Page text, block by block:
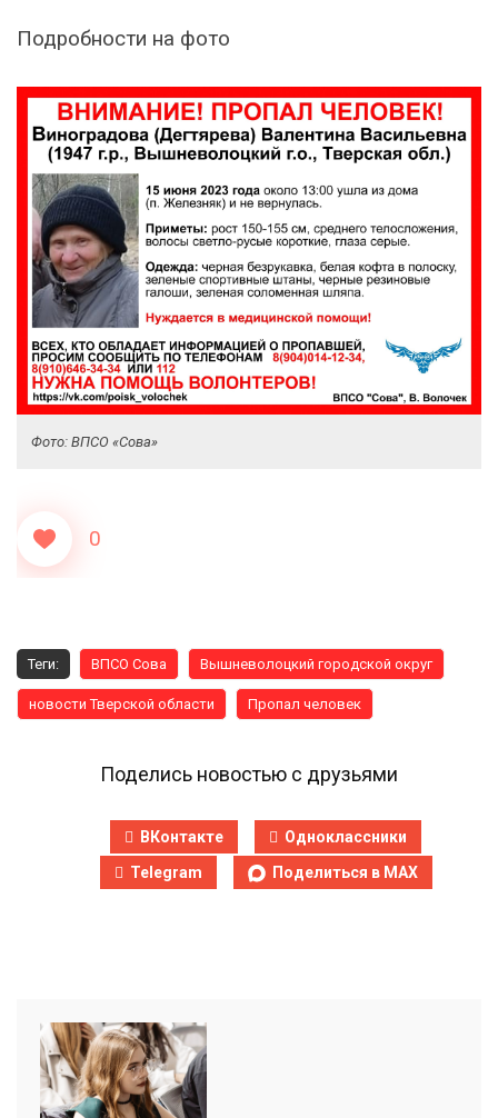
Подробности на фото
Фото: ВПСО «Сова»
0
Теги: ВПСО Сова Вышневолоцкий городской округ
новости Тверской области Пропал человек
Поделись новостью с друзьями
ВКонтакте
Одноклассники
Telegram
Поделиться в MAX